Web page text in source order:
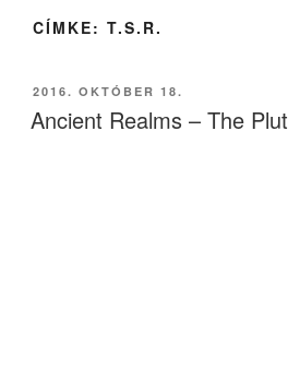
CÍMKE: T.S.R.
BEKÜLDVE:
2016. OKTÓBER 18.
Ancient Realms – The